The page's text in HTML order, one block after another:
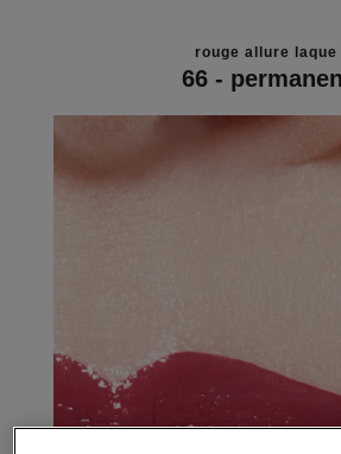
rouge allure laque
66 -